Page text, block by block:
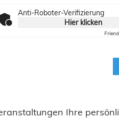
Anti-Roboter-Verifizierung
Hier klicken
Ihre